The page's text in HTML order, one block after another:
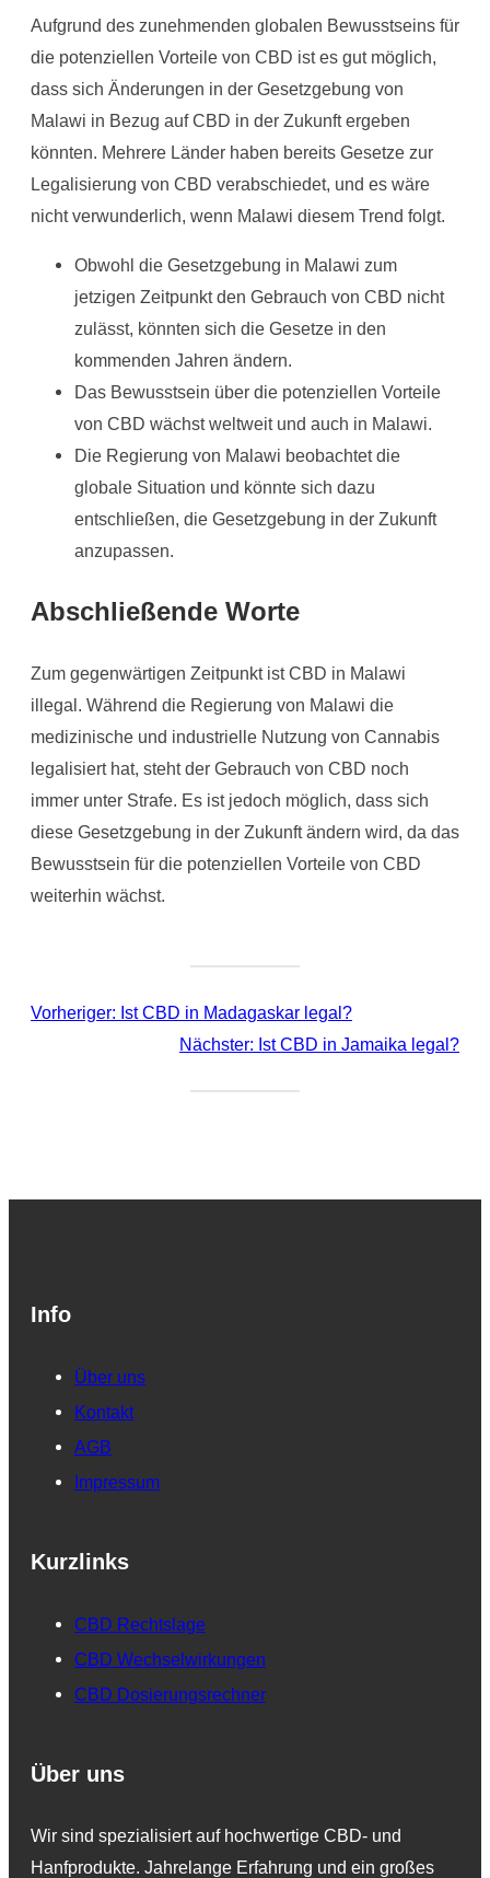
Aufgrund des zunehmenden globalen Bewusstseins für
die potenziellen Vorteile von CBD ist es gut möglich,
dass sich Änderungen in der Gesetzgebung von
Malawi in Bezug auf CBD in der Zukunft ergeben
könnten. Mehrere Länder haben bereits Gesetze zur
Legalisierung von CBD verabschiedet, und es wäre
nicht verwunderlich, wenn Malawi diesem Trend folgt.
Obwohl die Gesetzgebung in Malawi zum
jetzigen Zeitpunkt den Gebrauch von CBD nicht
zulässt, könnten sich die Gesetze in den
kommenden Jahren ändern.
Das Bewusstsein über die potenziellen Vorteile
von CBD wächst weltweit und auch in Malawi.
Die Regierung von Malawi beobachtet die
globale Situation und könnte sich dazu
entschließen, die Gesetzgebung in der Zukunft
anzupassen.
Abschließende Worte
Zum gegenwärtigen Zeitpunkt ist CBD in Malawi
illegal. Während die Regierung von Malawi die
medizinische und industrielle Nutzung von Cannabis
legalisiert hat, steht der Gebrauch von CBD noch
immer unter Strafe. Es ist jedoch möglich, dass sich
diese Gesetzgebung in der Zukunft ändern wird, da das
Bewusstsein für die potenziellen Vorteile von CBD
weiterhin wächst.
Vorheriger: Ist CBD in Madagaskar legal?
Nächster: Ist CBD in Jamaika legal?
Info
Über uns
Kontakt
AGB
Impressum
Kurzlinks
CBD Rechtslage
CBD Wechselwirkungen
CBD Dosierungsrechner
Über uns
Wir sind spezialisiert auf hochwertige CBD- und
Hanfprodukte. Jahrelange Erfahrung und ein großes